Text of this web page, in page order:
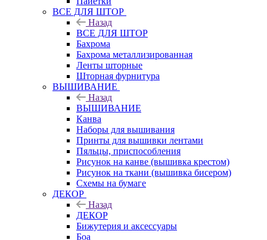
ВСЕ ДЛЯ ШТОР
Назад
ВСЕ ДЛЯ ШТОР
Бахрома
Бахрома металлизированная
Ленты шторные
Шторная фурнитура
ВЫШИВАНИЕ
Назад
ВЫШИВАНИЕ
Канва
Наборы для вышивания
Принты для вышивки лентами
Пяльцы, приспособления
Рисунок на канве (вышивка крестом)
Рисунок на ткани (вышивка бисером)
Схемы на бумаге
ДЕКОР
Назад
ДЕКОР
Бижутерия и аксессуары
Боа